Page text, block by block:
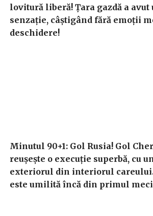
lovitură liberă! Țara gazdă a avut
senzație, câștigând fără emoții
deschidere!
Minutul 90+1: Gol Rusia! Gol
reușește o execuție superbă, cu
exteriorul din interiorul careului.
este umilită încă din primul